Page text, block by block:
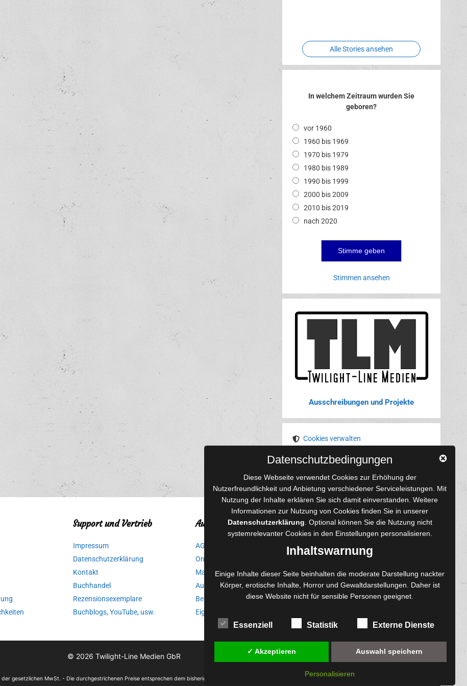
Alle Stories ansehen
In welchem Zeitraum wurden Sie
geboren?
vor 1960
1960 bis 1969
1970 bis 1979
1980 bis 1989
1990 bis 1999
2000 bis 2009
2010 bis 2019
nach 2020
Stimmen ansehen
Ausschreibungen und Projekte
Cookies verwalten
YouTube
Tumblr
Pinterest
Instagram
X RSS-Feed
Support und Vertrieb
Impressum
Datenschutzerklärung
Kontakt
Buchhandel
Rezensionsexemplare
Buchblogs, YouTube, usw.
Autorinnen und Autoren
AGB für Medienprojekte
Online-Artikel
Manuskripte einreichen
Ausschreibungen
Belegexemplare
Eigenbedarfsexemplare
Content-Design
Fotorestauration
Creative Artwork
Fotobearbeitung
MPS Fotografie
© 2026 Twilight-Line Medien GbR
der gesetzlichen MwSt. - Die durchgestrichenen Preise entsprechen dem bisherigen Preis in diesem Online-Shop.
Datenschutzbedingungen
Diese Webseite verwendet Cookies zur Erhöhung der
Nutzerfreundlichkeit und Anbietung verschiedener Serviceleistungen. Mit
Nutzung der Inhalte erklären Sie sich damit einverstanden. Weitere
Informationen zur Nutzung von Cookies finden Sie in unserer
Datenschutzerklärung . Optional können Sie die Nutzung nicht
systemrelevanter Cookies in den Einstellungen personalisieren.
Inhaltswarnung
Einige Inhalte dieser Seite beinhalten die moderate Darstellung nackter
Körper, erotische Inhalte, Horror und Gewaltdarstellungen. Daher ist
diese Website nicht für sensible Personen geeignet.
Essenziell Statistik Externe Dienste
✓ Akzeptieren Auswahl speichern
Personalisieren